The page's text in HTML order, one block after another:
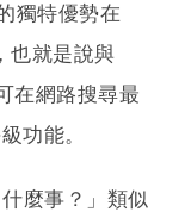
獨特優勢在
也就是說與
在網路搜尋最
功能。
麼事？」類似